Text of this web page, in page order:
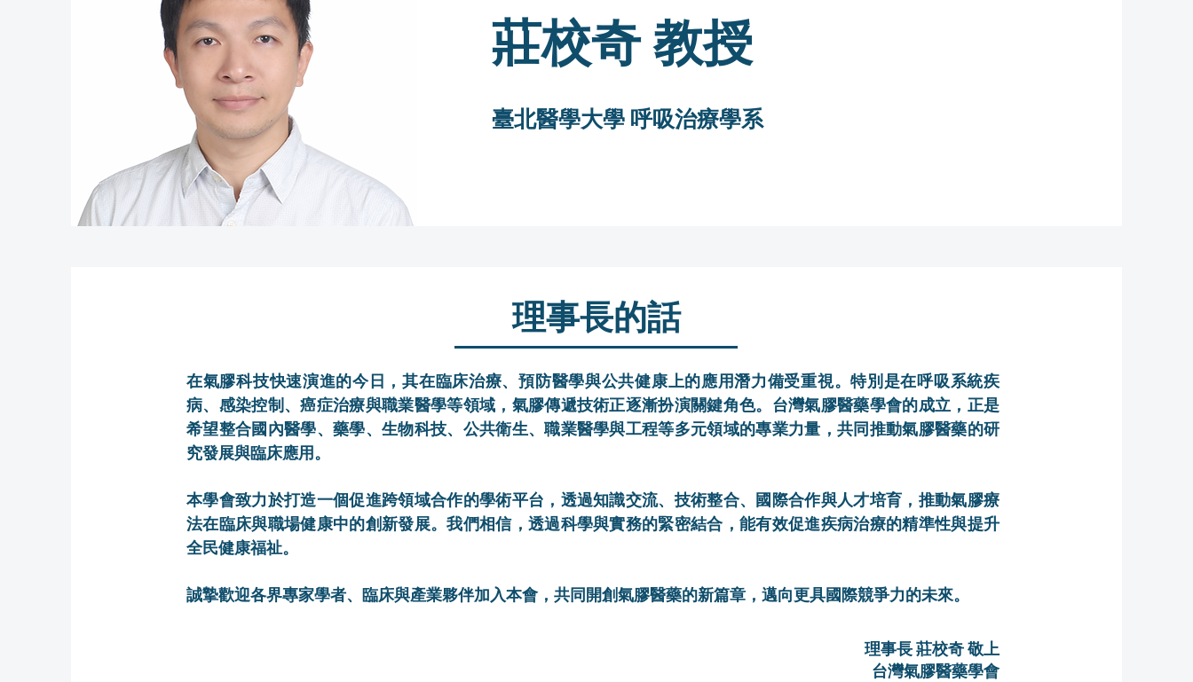
莊校奇 教授
臺北醫學大學 呼吸治療學系
​理事長的話
在氣膠科技快速演進的今日，其在臨床治療、預防醫學與公共健康上的應用潛力備受重視。特別是在呼吸系統疾
病、感染控制、癌症治療與職業醫學等領域，氣膠傳遞技術正逐漸扮演關鍵角色。台灣氣膠醫藥學會的成立，正是
希望整合國內醫學、藥學、生物科技、公共衛生、職業醫學與工程等多元領域的專業力量，共同推動氣膠醫藥的研
究發展與臨床應用。
本學會致力於打造一個促進跨領域合作的學術平台，透過知識交流、技術整合、國際合作與人才培育，推動氣膠療
法在臨床與職場健康中的創新發展。我們相信，透過科學與實務的緊密結合，能有效促進疾病治療的精準性與提升
全民健康福祉。
誠摯歡迎各界專家學者、臨床與產業夥伴加入本會，共同開創氣膠醫藥的新篇章，邁向更具國際競爭力的未來。
理事長 莊校奇 敬上
台灣氣膠醫藥學會